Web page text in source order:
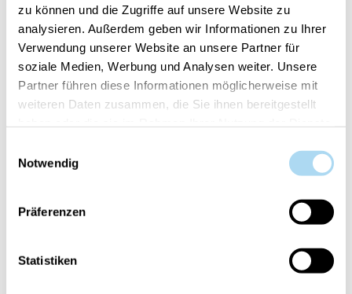
zu können und die Zugriffe auf unsere Website zu
analysieren. Außerdem geben wir Informationen zu Ihrer
Verwendung unserer Website an unsere Partner für
soziale Medien, Werbung und Analysen weiter. Unsere
Partner führen diese Informationen möglicherweise mit
weiteren Daten zusammen, die Sie ihnen bereitgestellt
Notwendig
Präferenzen
Statistiken
Balance & Harmony
Large Tumbler
VERWANDTE PRODUKTE